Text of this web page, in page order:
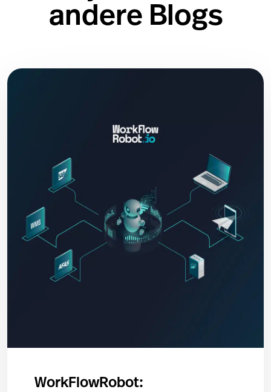
andere Blogs
WorkFlowRobot: